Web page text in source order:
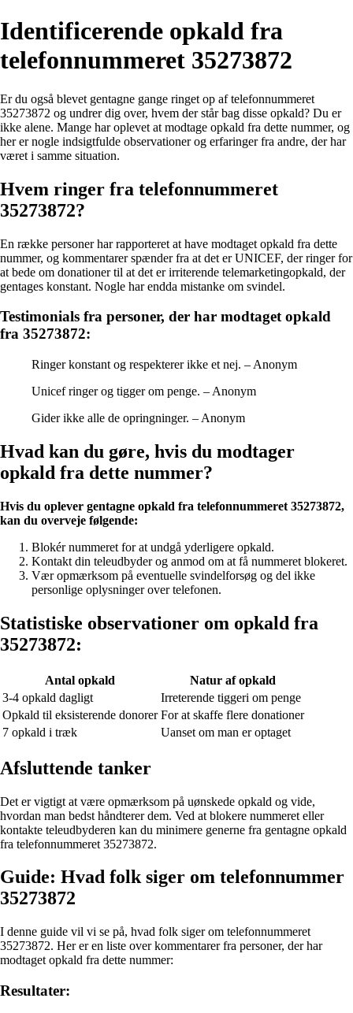
Identificerende opkald fra
telefonnummeret 35273872
Er du også blevet gentagne gange ringet op af telefonnummeret
35273872 og undrer dig over, hvem der står bag disse opkald? Du er
ikke alene. Mange har oplevet at modtage opkald fra dette nummer, og
her er nogle indsigtfulde observationer og erfaringer fra andre, der har
været i samme situation.
Hvem ringer fra telefonnummeret
35273872?
En række personer har rapporteret at have modtaget opkald fra dette
nummer, og kommentarer spænder fra at det er UNICEF, der ringer for
at bede om donationer til at det er irriterende telemarketingopkald, der
gentages konstant. Nogle har endda mistanke om svindel.
Testimonials fra personer, der har modtaget opkald
fra 35273872:
Ringer konstant og respekterer ikke et nej. – Anonym
Unicef ringer og tigger om penge. – Anonym
Gider ikke alle de opringninger. – Anonym
Hvad kan du gøre, hvis du modtager
opkald fra dette nummer?
Hvis du oplever gentagne opkald fra telefonnummeret 35273872,
kan du overveje følgende:
Blokér nummeret for at undgå yderligere opkald.
Kontakt din teleudbyder og anmod om at få nummeret blokeret.
Vær opmærksom på eventuelle svindelforsøg og del ikke
personlige oplysninger over telefonen.
Statistiske observationer om opkald fra
35273872:
Antal opkald
Natur af opkald
3-4 opkald dagligt
Irreterende tiggeri om penge
Opkald til eksisterende donorer For at skaffe flere donationer
7 opkald i træk
Uanset om man er optaget
Afsluttende tanker
Det er vigtigt at være opmærksom på uønskede opkald og vide,
hvordan man bedst håndterer dem. Ved at blokere nummeret eller
kontakte teleudbyderen kan du minimere generne fra gentagne opkald
fra telefonnummeret 35273872.
Guide: Hvad folk siger om telefonnummer
35273872
I denne guide vil vi se på, hvad folk siger om telefonnummeret
35273872. Her er en liste over kommentarer fra personer, der har
modtaget opkald fra dette nummer:
Resultater: